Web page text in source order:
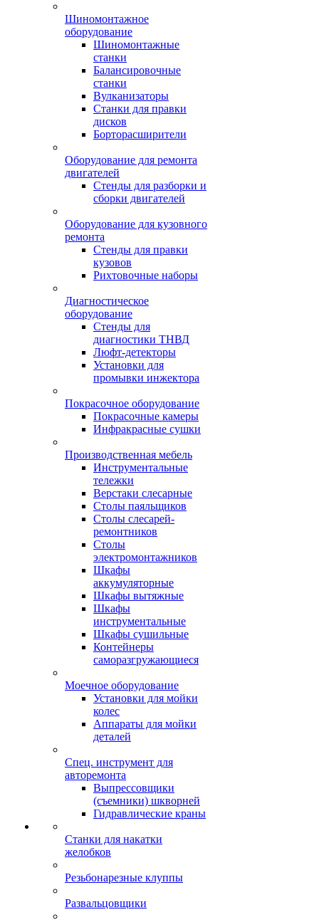
Шиномонтажное
оборудование
Шиномонтажные
станки
Балансировочные
станки
Вулканизаторы
Станки для правки
дисков
Борторасширители
Оборудование для ремонта
двигателей
Стенды для разборки и
сборки двигателей
Оборудование для кузовного
ремонта
Стенды для правки
кузовов
Рихтовочные наборы
Диагностическое
оборудование
Стенды для
диагностики ТНВД
Люфт-детекторы
Установки для
промывки инжектора
Покрасочное оборудование
Покрасочные камеры
Инфракрасные сушки
Производственная мебель
Инструментальные
тележки
Верстаки слесарные
Столы паяльщиков
Столы слесарей-
ремонтников
Столы
электромонтажников
Шкафы
аккумуляторные
Шкафы вытяжные
Шкафы
инструментальные
Шкафы сушильные
Контейнеры
саморазгружающиеся
Моечное оборудование
Установки для мойки
колес
Аппараты для мойки
деталей
Спец. инструмент для
авторемонта
Выпрессовщики
(съемники) шкворней
Гидравлические краны
Станки для накатки
желобков
Резьбонарезные клуппы
Развальцовщики